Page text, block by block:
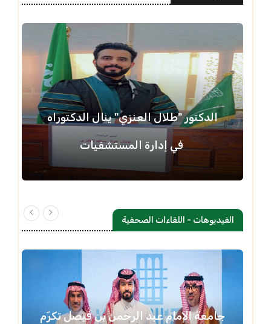
الدكتور "طلال العنزي" ينال الدكتوراه
في إدارة المستشفيات
الفيديوهات - اللقاءات الصحفية
جامعة الإمام عبد الرحمن بن فيصل تكرّم